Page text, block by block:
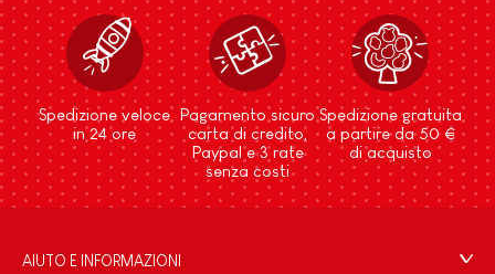
Spedizione veloce
in 24 ore
Pagamento sicuro
carta di credito,
Paypal e 3 rate
senza costi
Spedizione gratuita
a partire da 50 €
di acquisto
AIUTO E INFORMAZIONI